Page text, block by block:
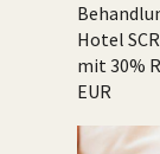
Hotel
mit 30%
EUR